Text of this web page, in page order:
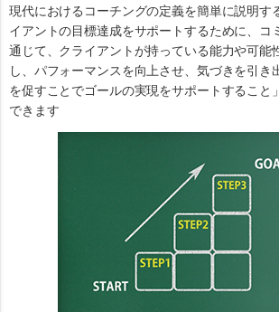
現代におけるコーチングの定義を簡単に説明す
イアントの目標達成をサポートするために、コ
通じて、クライアントが持っている能力や可能
し、パフォーマンスを向上させ、気づきを引き
を促すことでゴールの実現をサポートすること
できます